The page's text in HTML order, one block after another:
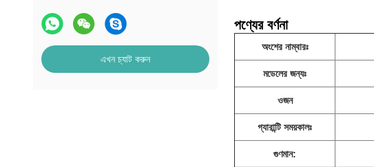
এখন চ্যাট করুন
পণ্যের বর্ণনা
অংশের নাম্বারঃ
মডেলের জন্যঃ
ওজন
গ্যারান্টি সময়কালঃ
গুণমান: